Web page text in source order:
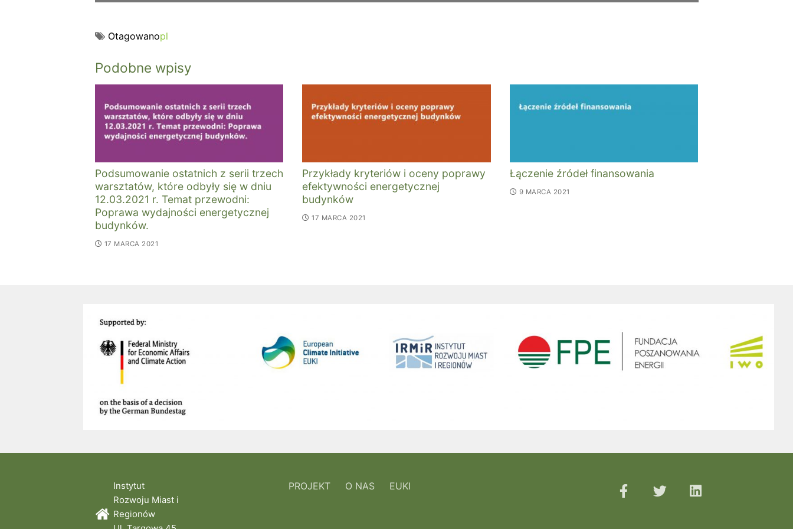
Otagowanopl
Podobne wpisy
Podsumowanie ostatnich z serii trzech
warsztatów, które odbyły się w dniu
12.03.2021 r. Temat przewodni:
Poprawa wydajności energetycznej
budynków.
17 MARCA 2021
Przykłady kryteriów i oceny poprawy
efektywności energetycznej
budynków
17 MARCA 2021
Łączenie źródeł finansowania
9 MARCA 2021
Instytut
Rozwoju Miast i
Regionów
PROJEKT O NAS EUKI